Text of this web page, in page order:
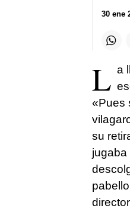
30 ene
L a
«Pues
su
jugaba